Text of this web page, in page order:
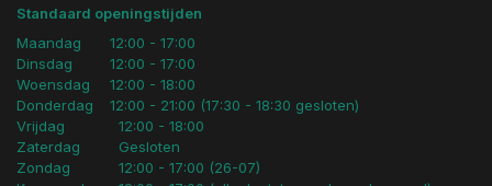
Standaard openingstijden
Maandag
Dinsdag
Woensdag
Donderdag
12:00 - 17:00
12:00 - 17:00
12:00 - 18:00
12:00 - 21:00 (17:30 - 18:30 gesloten)
Vrijdag
Zaterdag
Zondag
12:00 - 18:00
Gesloten
12:00 - 17:00 (26-07)